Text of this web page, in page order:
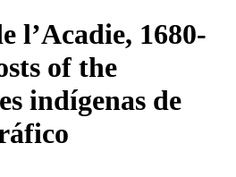
l’Acadie, 1680-
of the
indígenas de